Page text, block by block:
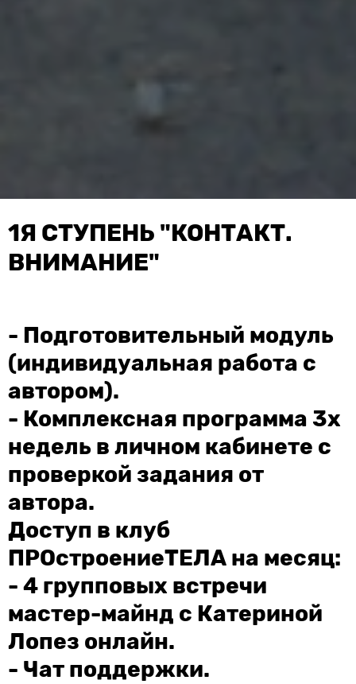
1Я СТУПЕНЬ "КОНТАКТ.
ВНИМАНИЕ"
- Подготовительный модуль
(индивидуальная работа с
автором).
- Комплексная программа 3х
недель в личном кабинете с
проверкой задания от
автора.
Доступ в клуб
ПРОстроениеТЕЛА на месяц:
- 4 групповых встречи
мастер-майнд с Катериной
Лопез онлайн.
- Чат поддержки.